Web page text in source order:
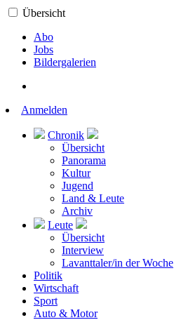
Übersicht
Abo
Jobs
Bildergalerien
Anmelden
Chronik
Übersicht
Panorama
Kultur
Jugend
Land & Leute
Archiv
Leute
Übersicht
Interview
Lavanttaler/in der Woche
Politik
Wirtschaft
Sport
Auto & Motor